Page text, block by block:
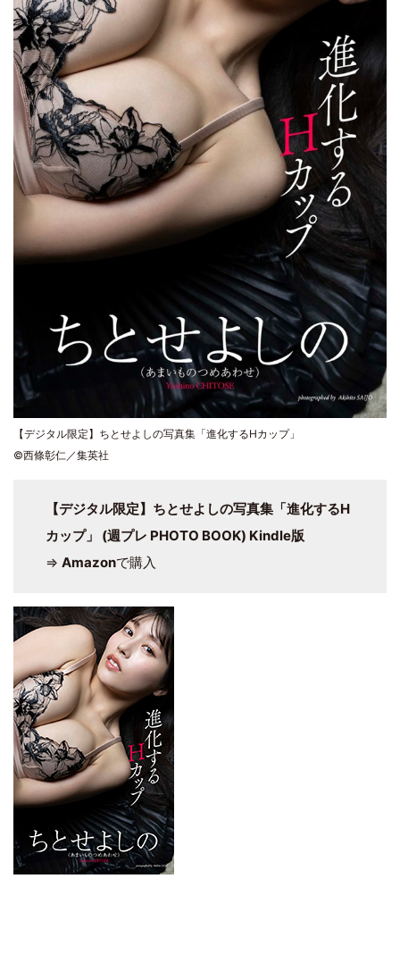
【デジタル限定】ちとせよしの写真集「進化するHカップ」
©西條彰仁／集英社
【デジタル限定】ちとせよしの写真集「進化するH
カップ」 (週プレ PHOTO BOOK) Kindle版
⇒ Amazonで購入